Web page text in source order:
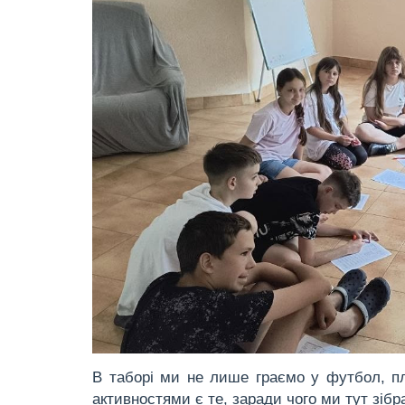
В таборі ми не лише граємо у футбол,
активностями є те, заради чого ми тут